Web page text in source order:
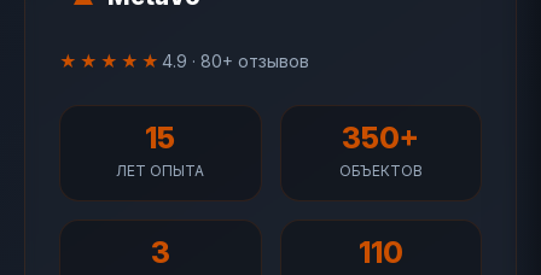
★★★★★ 4.9 · 80+ отзывов
15
ЛЕТ ОПЫТА
350+
ОБЪЕКТОВ
3 110